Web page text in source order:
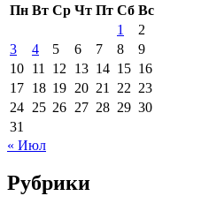
Пн Вт Ср Чт Пт Сб Вс
1
2
3
4 5 6 7 8
9
10 11 12 13 14 15 16
17 18 19 20 21 22 23
24 25 26 27 28 29 30
31
« Июл
Рубрики